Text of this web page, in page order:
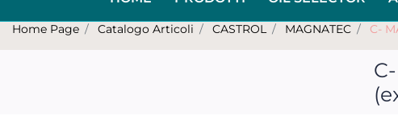
Home Page Catalogo Articoli CASTROL MAGNATEC C-